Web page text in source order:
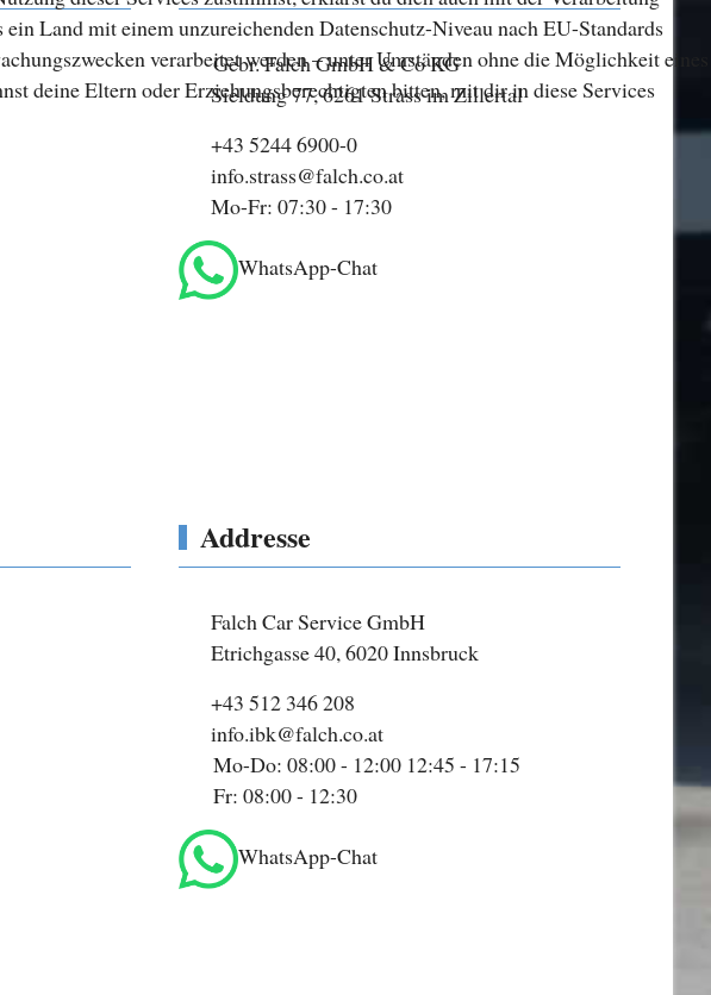
Gebr. Falch GmbH & Co KG
Sieldung 77, 6261 Strass im Zillertal
+43 5244 6900-0
info.strass@falch.co.at
Mo-Fr: 07:30 - 17:30
WhatsApp-Chat
Addresse
Falch Car Service GmbH
Etrichgasse 40, 6020 Innsbruck
+43 512 346 208
info.ibk@falch.co.at
Mo-Do: 08:00 - 12:00 12:45 - 17:15
Fr: 08:00 - 12:30
WhatsApp-Chat
Land mit einem unzureichenden Datenschutz-Niveau nach EU-Standards
verarbeitet werden – unter Umständen ohne die Möglichkeit eines
deine Eltern oder Erziehungsberechtigten bitten, mit dir in diese Services